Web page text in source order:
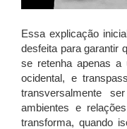
Essa explicação
desfeita para garantir
se retenha apenas a
ocidental, e
transversalmente
ambientes e
transforma, quando